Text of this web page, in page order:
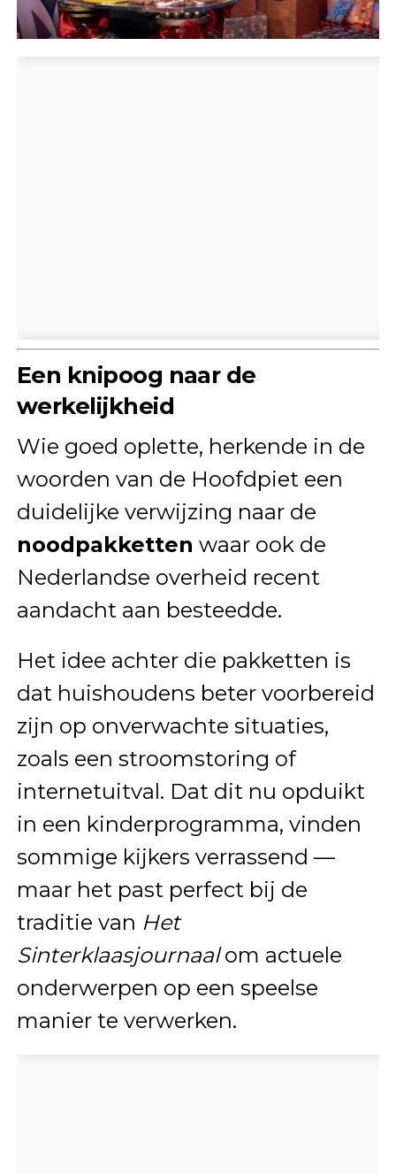
Een knipoog naar de
werkelijkheid
Wie goed oplette, herkende in de
woorden van de Hoofdpiet een
duidelijke verwijzing naar de
noodpakketten waar ook de
Nederlandse overheid recent
aandacht aan besteedde.
Het idee achter die pakketten is
dat huishoudens beter voorbereid
zijn op onverwachte situaties,
zoals een stroomstoring of
internetuitval. Dat dit nu opduikt
in een kinderprogramma, vinden
sommige kijkers verrassend —
maar het past perfect bij de
traditie van Het
Sinterklaasjournaalom actuele
onderwerpen op een speelse
manier te verwerken.